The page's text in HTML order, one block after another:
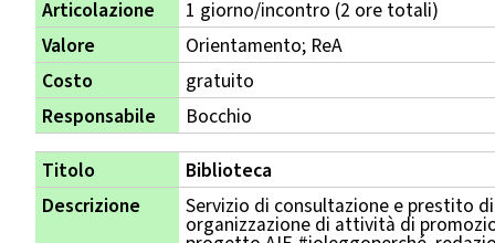
Articolazione
1 giorno/incontro (2 ore totali)
Valore
Orientamento; ReA
Costo
gratuito
Responsabile
Bocchio
Titolo
Biblioteca
Descrizione
Servizio di consultazione e prestito
organizzazione di attività di